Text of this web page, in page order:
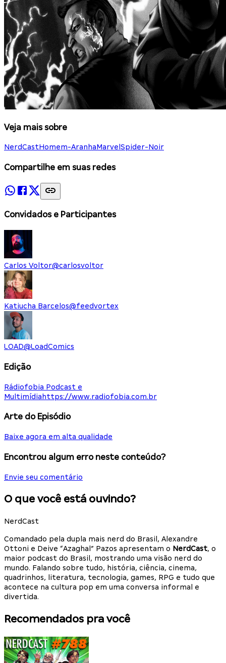
Veja mais sobre
NerdCastHomem-AranhaMarvel Spider-Noir
Compartilhe em suas redes
Convidados e Participantes
Carlos Voltor@carlosvoltor
Katiucha Barcelos@feedvortex
LOAD@LoadComics
Edição
Rádiofobia Podcast e
Multimídia https://www.radiofobia.com.br
Arte do Episódio
Baixe agora em alta qualidade
Encontrou algum erro neste conteúdo?
Envie seu comentário
O que você está ouvindo?
NerdCast
Comandado pela dupla mais nerd do Brasil, Alexandre
Ottoni e Deive “Azaghal” Pazos apresentam o NerdCast, o
maior podcast do Brasil, mostrando uma visão nerd do
mundo. Falando sobre tudo, história, ciência, cinema,
quadrinhos, literatura, tecnologia, games, RPG e tudo que
acontece na cultura pop em uma conversa informal e
divertida.
Recomendados pra você